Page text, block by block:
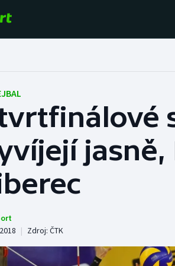
Baseball a softbal
Basketbal
| Zdroj: ČTK